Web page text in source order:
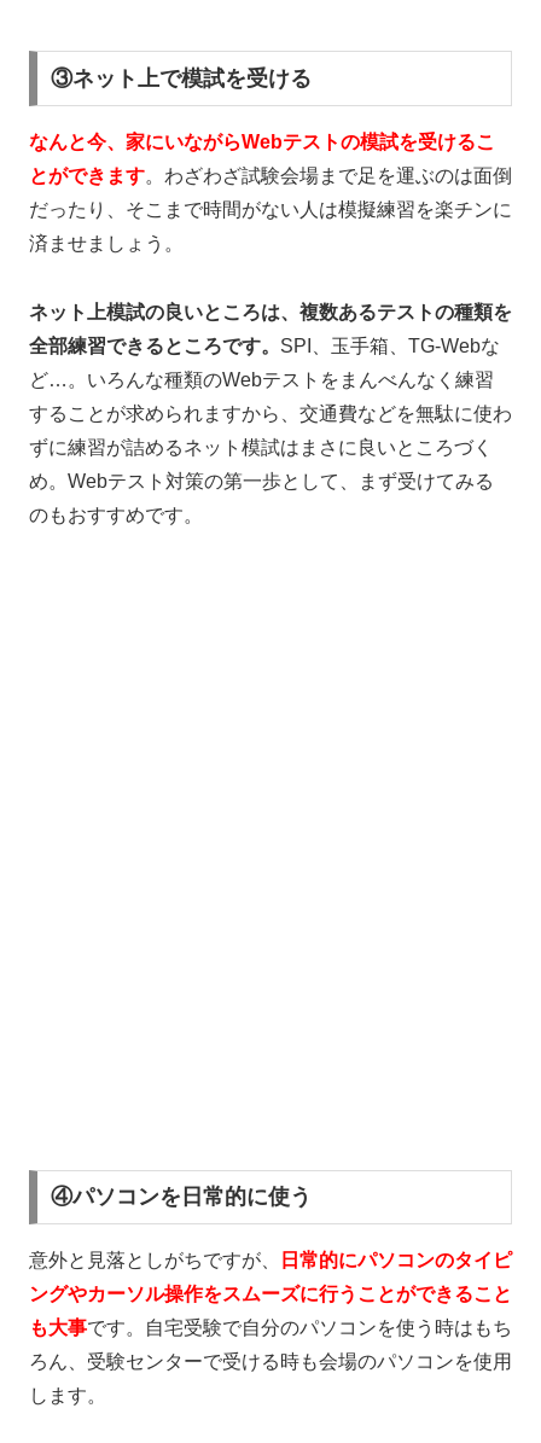
③ネット上で模試を受ける
なんと今、 家にいながらWebテストの模試を受けるこ
とができます。わざわざ試験会場まで足を運ぶのは面倒
だったり、そこまで時間がない人は模擬練習を楽チンに
済ませましょう。
ネット上模試の良いところは、複数あるテストの種類を
全部練習できるところです。 SPI
、玉手箱、TG-Webな
ど…。いろんな種類のWebテストをまんべんなく練習
することが求められますから、交通費などを無駄に使わ
ずに練習が詰めるネット模試はまさに良いところづく
め。 Webテスト対策の第一歩として、まず受けてみる
のもおすすめです。
④パソコンを日常的に使う
意外と見落としがちですが、 日常的にパソコンのタイピ
ングやカーソル操作をスムーズに行うことができること
も大事です。自宅受験で自分のパソコンを使う時はもち
ろん、受験センターで受ける時も会場のパソコンを使用
します。